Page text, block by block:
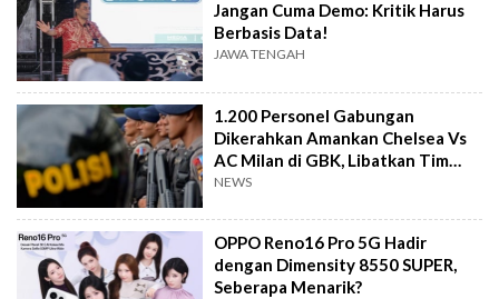
Jangan Cuma Demo: Kritik Harus
Berbasis Data!
JAWA TENGAH
1.200 Personel Gabungan
Dikerahkan Amankan Chelsea Vs
AC Milan di GBK, Libatkan Tim
Jibom hingga K-9
NEWS
OPPO Reno16 Pro 5G Hadir
dengan Dimensity 8550 SUPER,
Seberapa Menarik?